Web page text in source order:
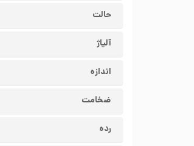
حالت
آلیاژ
اندازه
ضخامت
رده